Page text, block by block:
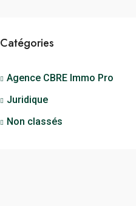
Catégories
Agence CBRE Immo Pro
Juridique
Non classés